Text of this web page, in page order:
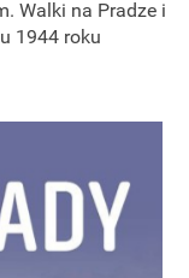
Walki na Pradze i
1944 roku